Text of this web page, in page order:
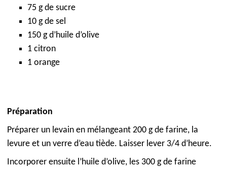
75 g de sucre
10 g de sel
150 g d’huile d’olive
1 citron
1 orange
Préparation
Préparer un levain en mélangeant 200 g de farine, la
levure et un verre d’eau tiède. Laisser lever 3/4 d’heure.
Incorporer ensuite l’huile d’olive, les 300 g de farine